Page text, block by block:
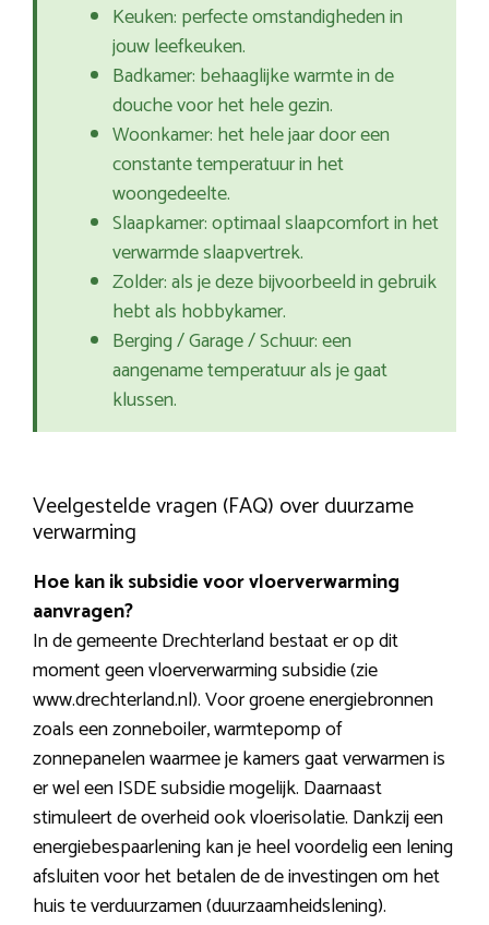
Keuken: perfecte omstandigheden in
jouw leefkeuken.
Badkamer: behaaglijke warmte in de
douche voor het hele gezin.
Woonkamer: het hele jaar door een
constante temperatuur in het
woongedeelte.
Slaapkamer: optimaal slaapcomfort in het
verwarmde slaapvertrek.
Zolder: als je deze bijvoorbeeld in gebruik
hebt als hobbykamer.
Berging / Garage / Schuur: een
aangename temperatuur als je gaat
klussen.
Veelgestelde vragen (FAQ) over duurzame
verwarming
Hoe kan ik subsidie voor vloerverwarming
aanvragen?
In de gemeente Drechterland bestaat er op dit
moment geen vloerverwarming subsidie (zie
www.drechterland.nl). Voor groene energiebronnen
zoals een zonneboiler, warmtepomp of
zonnepanelen waarmee je kamers gaat verwarmen is
er wel een ISDE subsidie mogelijk. Daarnaast
stimuleert de overheid ook vloerisolatie. Dankzij een
energiebespaarlening kan je heel voordelig een lening
afsluiten voor het betalen de de investingen om het
huis te verduurzamen (duurzaamheidslening).